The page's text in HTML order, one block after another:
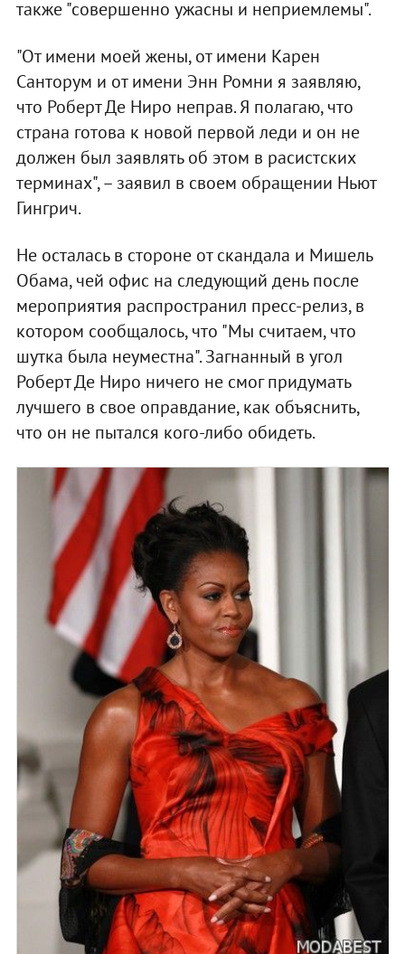
также "совершенно ужасны и неприемлемы".
"От имени моей жены, от имени Карен
Санторум и от имени Энн Ромни я заявляю,
что Роберт Де Ниро неправ. Я полагаю, что
страна готова к новой первой леди и он не
должен был заявлять об этом в расистских
терминах", – заявил в своем обращении Ньют
Гингрич.
Не осталась в стороне от скандала и Мишель
Обама, чей офис на следующий день после
мероприятия распространил пресс-релиз, в
котором сообщалось, что "Мы считаем, что
шутка была неуместна". Загнанный в угол
Роберт Де Ниро ничего не смог придумать
лучшего в свое оправдание, как объяснить,
что он не пытался кого-либо обидеть.